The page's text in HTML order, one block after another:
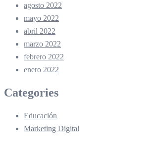
agosto 2022
mayo 2022
abril 2022
marzo 2022
febrero 2022
enero 2022
Categories
Educación
Marketing Digital